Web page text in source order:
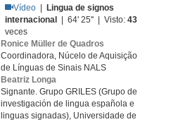
Vídeo
Lingua de signos
internacional
| 64' 25'' | Visto:43
veces
Ronice Müller de Quadros
Coordinadora, Núcelo de Aquisição
de Línguas de Sinais NALS
Beatriz Longa
Signante. Grupo GRILES (Grupo de
investigación de lingua española e
linguas signadas), Universidade de